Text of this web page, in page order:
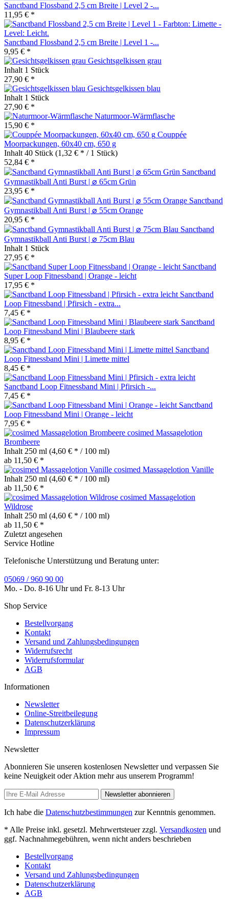
Sanctband Flossband 2,5 cm Breite | Level 2 -...
11,95 € *
Sanctband Flossband 2,5 cm Breite | Level 1 -...
9,95 € *
Gesichtsgelkissen grau
Inhalt 1 Stück
27,90 € *
Gesichtsgelkissen blau
Inhalt 1 Stück
27,90 € *
Naturmoor-Wärmflasche
15,90 € *
Couppée
Moorpackungen, 60x40 cm, 650 g
Inhalt 40 Stück (1,32 € * / 1 Stück)
52,84 € *
Sanctband
Gymnastikball Anti Burst | ⌀ 65cm Grün
23,95 € *
Sanctband
Gymnastikball Anti Burst | ⌀ 55cm Orange
20,95 € *
Sanctband
Gymnastikball Anti Burst | ⌀ 75cm Blau
Inhalt 1 Stück
27,95 € *
Sanctband
Super Loop Fitnessband | Orange - leicht
17,95 € *
Sanctband
Loop Fitnessband | Pfirsich - extra...
7,45 € *
Sanctband
Loop Fitnessband Mini | Blaubeere stark
8,95 € *
Sanctband
Loop Fitnessband Mini | Limette mittel
8,45 € *
Sanctband Loop Fitnessband Mini | Pfirsich -...
7,45 € *
Sanctband
Loop Fitnessband Mini | Orange - leicht
7,95 € *
cosimed Massagelotion
Brombeere
Inhalt 250 ml (4,60 € * / 100 ml)
ab 11,50 € *
cosimed Massagelotion Vanille
Inhalt 250 ml (4,60 € * / 100 ml)
ab 11,50 € *
cosimed Massagelotion
Wildrose
Inhalt 250 ml (4,60 € * / 100 ml)
ab 11,50 € *
Zuletzt angesehen
Service Hotline
Telefonische Unterstützung und Beratung unter:
05069 / 960 90 00
Mo. - Do. 8-16 Uhr und Fr. 8-13 Uhr
Shop Service
Bestellvorgang
Kontakt
Versand und Zahlungsbedingungen
Widerrufsrecht
Widerrufsformular
AGB
Informationen
Newsletter
Online-Streitbeilegung
Datenschutzerklärung
Impressum
Newsletter
Abonnieren Sie unseren kostenlosen Newsletter und verpassen Sie
keine Neuigkeit oder Aktion mehr aus unserem Programm!
Newsletter abonnieren
Ich habe die Datenschutzbestimmungen zur Kenntnis genommen.
* Alle Preise inkl. gesetzl. Mehrwertsteuer zzgl. Versandkosten und
ggf. Nachnahmegebühren, wenn nicht anders beschrieben
Bestellvorgang
Kontakt
Versand und Zahlungsbedingungen
Datenschutzerklärung
AGB